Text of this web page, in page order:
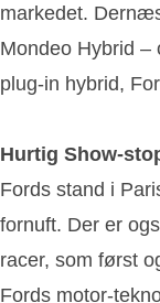
markedet.
Mondeo Hybrid –
plug-in hybrid,
Hurtig Show-
Fords stand i
fornuft. Der er
racer, som først
Fords motor-